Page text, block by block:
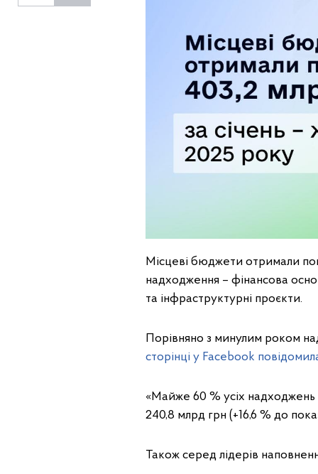
Місцеві бюджети отримали
надходження – фінансова
та інфраструктурні проєкти.
Порівняно з минулим роком
сторінці у Facebook
«Майже 60 % усіх
240,8 млрд грн (+16,6 % до
Також серед лідерів